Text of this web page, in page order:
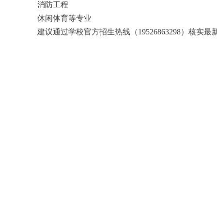
消防工程
休闲体育等专业
建议通过学校官方招生热线（19526863298）核实最